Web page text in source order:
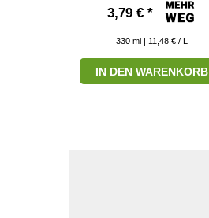
3,79 € *
330 ml | 11,48 € / L
IN DEN WARENKORB